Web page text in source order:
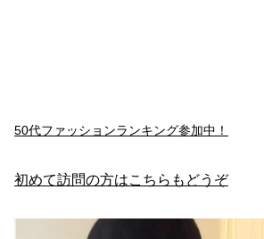
50代ファッションランキング参加中！
初めて訪問の方はこちらもどうぞ